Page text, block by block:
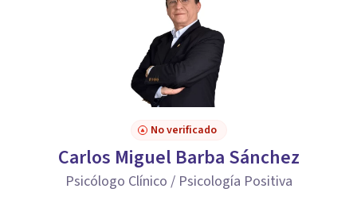
No verificado
Carlos Miguel Barba Sánchez
Psicólogo Clínico / Psicología Positiva